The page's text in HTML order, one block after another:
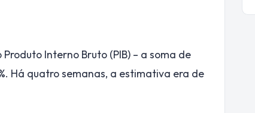
Interno Bruto (PIB) – a soma de
Há quatro semanas, a estimativa era de